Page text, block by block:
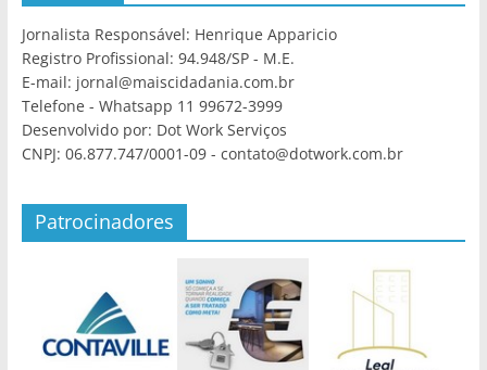
Jornalista Responsável: Henrique Apparicio
Registro Profissional: 94.948/SP - M.E.
E-mail: jornal@maiscidadania.com.br
Telefone - Whatsapp 11 99672-3999
Desenvolvido por: Dot Work Serviços
CNPJ: 06.877.747/0001-09 - contato@dotwork.com.br
Patrocinadores